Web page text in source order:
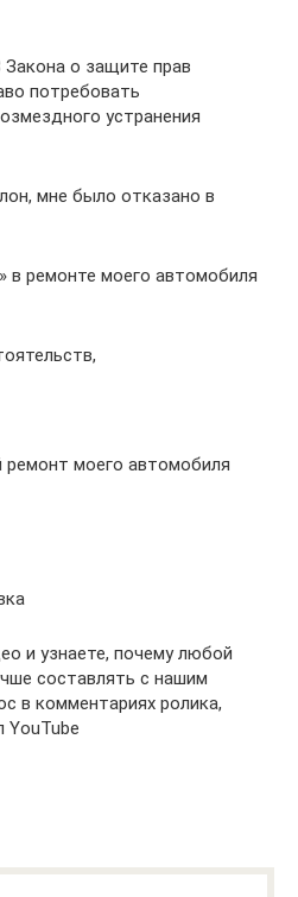
о защите прав
потребовать
устранения
мне было отказано в
ремонте моего автомобиля
ремонт моего автомобиля
и узнаете, почему любой
составлять с нашим
в комментариях ролика,
YouTube